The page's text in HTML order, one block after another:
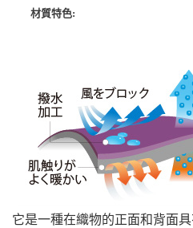
材質特色:
它是一種在織物的正面和背面